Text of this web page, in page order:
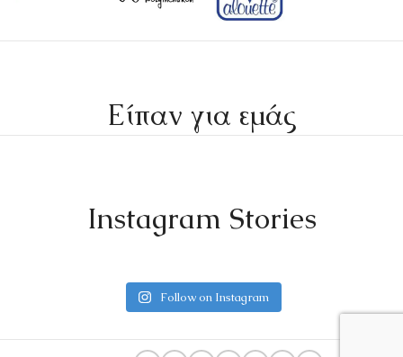
Είπαν για εμάς
Instagram Stories
Follow on Instagram